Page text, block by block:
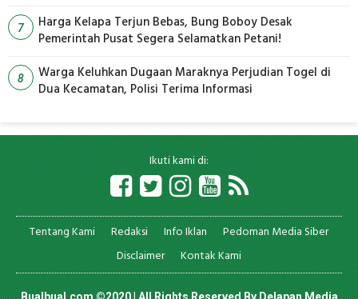
7
Harga Kelapa Terjun Bebas, Bung Boboy Desak
Pemerintah Pusat Segera Selamatkan Petani!
8
Warga Keluhkan Dugaan Maraknya Perjudian Togel di
Dua Kecamatan, Polisi Terima Informasi
Ikuti kami di:
Tentang Kami Redaksi Info Iklan
Pedoman Media Siber
Disclaimer
Kontak Kami